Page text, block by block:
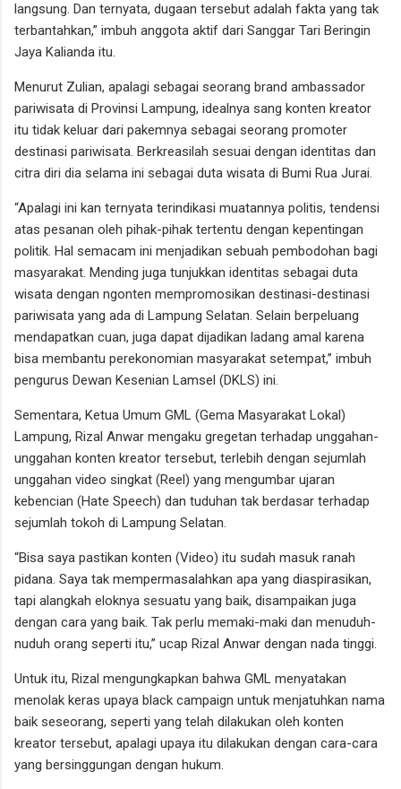
langsung. Dan ternyata, dugaan tersebut adalah fakta yang tak
terbantahkan,” imbuh anggota aktif dari Sanggar Tari Beringin
Jaya Kalianda itu.
Menurut Zulian, apalagi sebagai seorang brand ambassador
pariwisata di Provinsi Lampung, idealnya sang konten kreator
itu tidak keluar dari pakemnya sebagai seorang promoter
destinasi pariwisata. Berkreasilah sesuai dengan identitas dan
citra diri dia selama ini sebagai duta wisata di Bumi Rua Jurai.
“Apalagi ini kan ternyata terindikasi muatannya politis, tendensi
atas pesanan oleh pihak-pihak tertentu dengan kepentingan
politik. Hal semacam ini menjadikan sebuah pembodohan bagi
masyarakat. Mending juga tunjukkan identitas sebagai duta
wisata dengan ngonten mempromosikan destinasi-destinasi
pariwisata yang ada di Lampung Selatan. Selain berpeluang
mendapatkan cuan, juga dapat dijadikan ladang amal karena
bisa membantu perekonomian masyarakat setempat,” imbuh
pengurus Dewan Kesenian Lamsel (DKLS) ini.
Sementara, Ketua Umum GML (Gema Masyarakat Lokal)
Lampung, Rizal Anwar mengaku gregetan terhadap unggahan-
unggahan konten kreator tersebut, terlebih dengan sejumlah
unggahan video singkat (Reel) yang mengumbar ujaran
kebencian (Hate Speech) dan tuduhan tak berdasar terhadap
sejumlah tokoh di Lampung Selatan.
“Bisa saya pastikan konten (Video) itu sudah masuk ranah
pidana. Saya tak mempermasalahkan apa yang diaspirasikan,
tapi alangkah eloknya sesuatu yang baik, disampaikan juga
dengan cara yang baik. Tak perlu memaki-maki dan menuduh-
nuduh orang seperti itu,” ucap Rizal Anwar dengan nada tinggi.
Untuk itu, Rizal mengungkapkan bahwa GML menyatakan
menolak keras upaya black campaign untuk menjatuhkan nama
baik seseorang, seperti yang telah dilakukan oleh konten
kreator tersebut, apalagi upaya itu dilakukan dengan cara-cara
yang bersinggungan dengan hukum.